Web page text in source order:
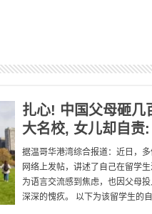
扎心! 中国父母砸几
大名校, 女儿却自责
据温哥华港湾综合报道：近日，
网络上发帖，讲述了自己在留学
为语言交流感到焦虑，也因父母
深深的愧疚。 以下为该留学生的